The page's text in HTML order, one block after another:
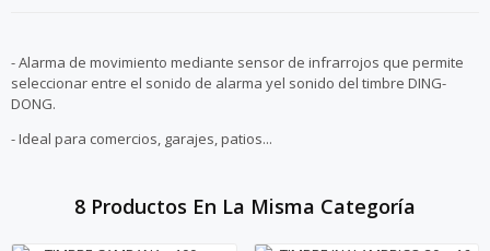
- Alarma de movimiento mediante sensor de infrarrojos que permite
seleccionar entre el sonido de alarma yel sonido del timbre DING-
DONG.
- Ideal para comercios, garajes, patios...
8 Productos En La Misma Categoría